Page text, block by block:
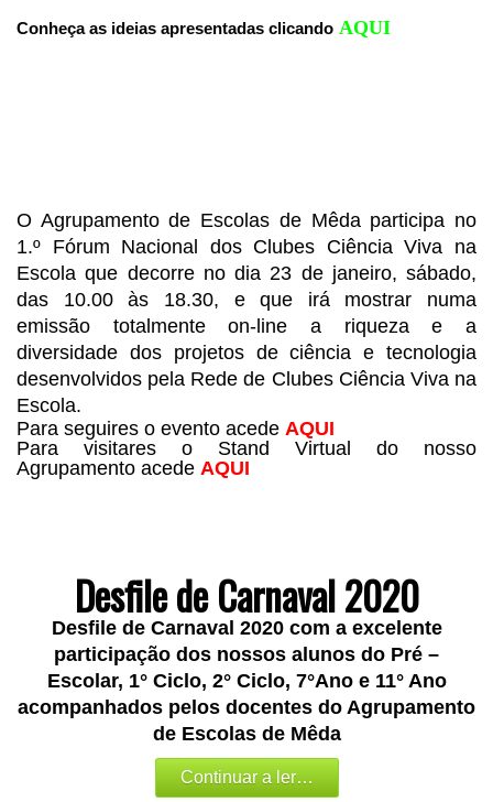
Conheça as ideias apresentadas clicando AQUI
O Agrupamento de Escolas de Mêda participa no
1.º Fórum Nacional dos Clubes Ciência Viva na
Escola que decorre no dia 23 de janeiro, sábado,
das 10.00 às 18.30, e que irá mostrar numa
emissão totalmente on‐line a riqueza e a
diversidade dos projetos de ciência e tecnologia
desenvolvidos pela Rede de Clubes Ciência Viva na
Escola.
Para seguires o evento acede AQUI
Para visitares o Stand Virtual do nosso
Agrupamento acede AQUI
Desfile de Carnaval 2020
Desfile de Carnaval 2020 com a excelente
participação dos nossos alunos do Pré –
Escolar, 1° Ciclo, 2° Ciclo, 7°Ano e 11° Ano
acompanhados pelos docentes do Agrupamento
de Escolas de Mêda
Continuar a ler…